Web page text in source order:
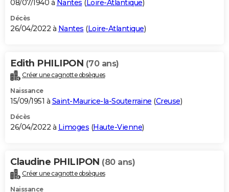
08/07/1940 à Nantes ( Loire-Atlantique)
Décès
26/04/2022 à Nantes (Loire-Atlantique)
Edith PHILIPON (70 ans)
Créer une cagnotte obsèques
Naissance
15/09/1951 à Saint-Maurice-la-Souterraine (Creuse)
Décès
26/04/2022 à Limoges (Haute-Vienne)
Claudine PHILIPON (80 ans)
Créer une cagnotte obsèques
Naissance